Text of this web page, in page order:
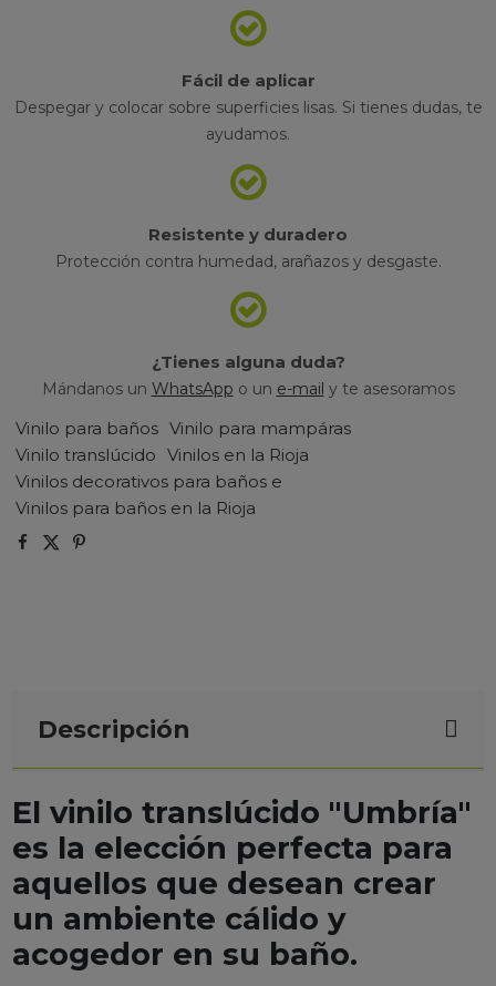
Fácil de aplicar
Despegar y colocar sobre superficies lisas. Si tienes dudas, te
ayudamos.
Resistente y duradero
Protección contra humedad, arañazos y desgaste.
¿Tienes alguna duda?
Mándanos un WhatsApp o un e-mail y te asesoramos
Vinilo para baños Vinilo para mampáras
Vinilo translúcido Vinilos en la Rioja
Vinilos decorativos para baños e
Vinilos para baños en la Rioja
Descripción
El vinilo translúcido "Umbría"
es la elección perfecta para
aquellos que desean crear
un ambiente cálido y
acogedor en su baño.